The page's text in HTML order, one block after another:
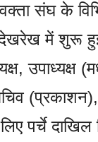
संघ के
में शुरू
(प्रकाशन),
पर्चे